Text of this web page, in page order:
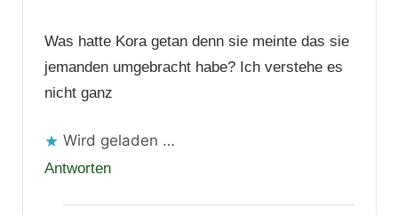
Was hatte Kora getan denn sie meinte das sie
jemanden umgebracht habe? Ich verstehe es
nicht ganz
Wird geladen …
Antworten